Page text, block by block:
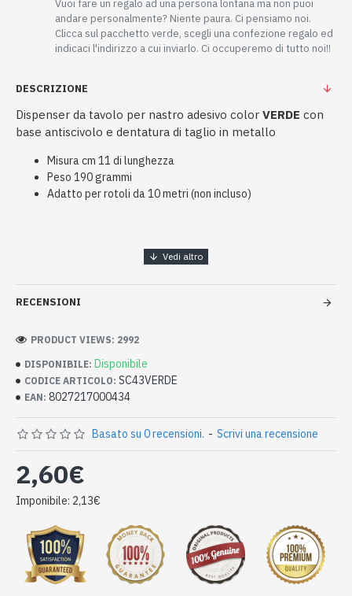
Vuoi fare un regalo ad una persona lontana ma non puoi
andare personalmente? Niente paura. Ci pensiamo noi.
Clicca sul pacchetto verde, scegli una confezione regalo ed
indicaci l'indirizzo a cui inviarlo. Ci occuperemo di tutto noi!!
DESCRIZIONE
Dispenser da tavolo per nastro adesivo color VERDE con
base antiscivolo e dentatura di taglio in metallo
Misura cm 11 di lunghezza
Peso 190 grammi
Adatto per rotoli da 10 metri (non incluso)
RECENSIONI
DISPONIBILE: Disponibile
CODICE ARTICOLO: SC43VERDE
EAN: 8027217000434
PRODUCT VIEWS: 2992
Basato su 0 recensioni. - Scrivi una recensione
2,60€
Imponibile: 2,13€